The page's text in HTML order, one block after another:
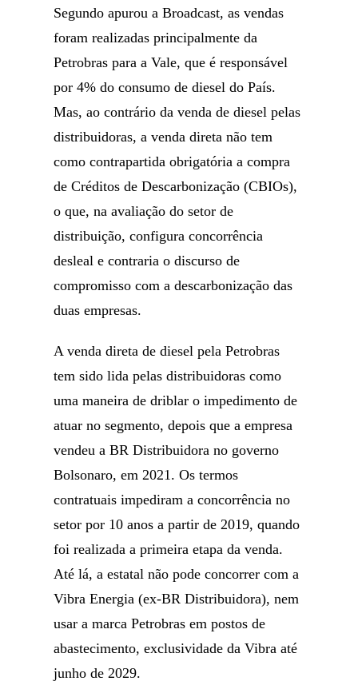
Segundo apurou a Broadcast, as vendas
foram realizadas principalmente da
Petrobras para a Vale, que é responsável
por 4% do consumo de diesel do País.
Mas, ao contrário da venda de diesel pelas
distribuidoras, a venda direta não tem
como contrapartida obrigatória a compra
de Créditos de Descarbonização (CBIOs),
o que, na avaliação do setor de
distribuição, configura concorrência
desleal e contraria o discurso de
compromisso com a descarbonização das
duas empresas.
A venda direta de diesel pela Petrobras
tem sido lida pelas distribuidoras como
uma maneira de driblar o impedimento de
atuar no segmento, depois que a empresa
vendeu a BR Distribuidora no governo
Bolsonaro, em 2021. Os termos
contratuais impediram a concorrência no
setor por 10 anos a partir de 2019, quando
foi realizada a primeira etapa da venda.
Até lá, a estatal não pode concorrer com a
Vibra Energia (ex-BR Distribuidora), nem
usar a marca Petrobras em postos de
abastecimento, exclusividade da Vibra até
junho de 2029.